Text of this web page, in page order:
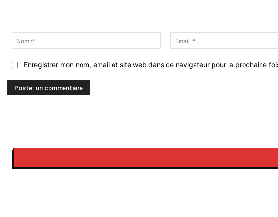
:*
Enregistrer mon nom, email et site web dans ce navigateur pour la prochaine